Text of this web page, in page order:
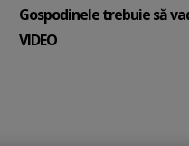
Gospodinele trebuie să
VIDEO